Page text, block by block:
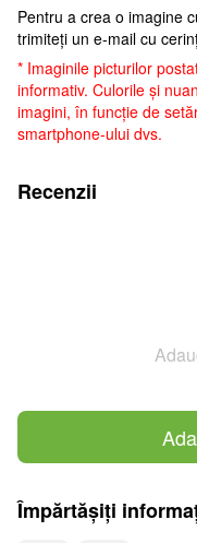
Pentru a crea o imagine
trimiteți un e-mail cu
* Imaginile picturilor
informativ. Culorile și
imagini, în funcție de
smartphone-ului dvs.
Recenzii
Împărtășiți